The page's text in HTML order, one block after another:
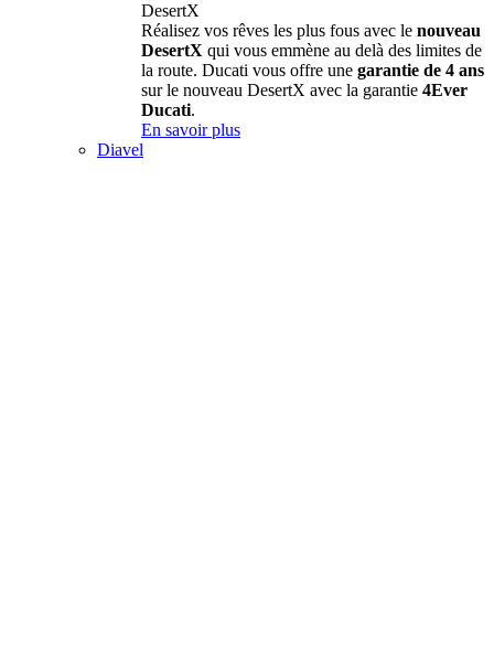
DesertX
Réalisez vos rêves les plus fous avec le nouveau
DesertX qui vous emmène au delà des limites de
la route. Ducati vous offre une garantie de 4 ans
sur le nouveau DesertX avec la garantie 4Ever
Ducati.
En savoir plus
Diavel